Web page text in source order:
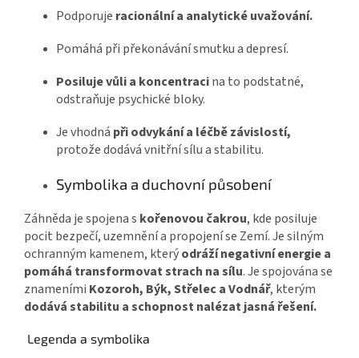
Podporuje racionální a analytické uvažování.
Pomáhá při překonávání smutku a depresí.
Posiluje vůli a koncentracina to podstatné,
odstraňuje psychické bloky.
Je vhodná při odvykání a léčbě závislostí,
protože dodává vnitřní sílu a stabilitu.
Symbolika a duchovní působení
Záhněda je spojena s kořenovou čakrou, kde posiluje
pocit bezpečí, uzemnění a propojení se Zemí. Je silným
ochranným kamenem, kterýodráží negativní energie a
pomáhá transformovat strach na sílu. Je spojována se
znameními Kozoroh, Býk, Střelec a Vodnář, kterým
dodává stabilitu a schopnost nalézat jasná řešení.
Legenda a symbolika